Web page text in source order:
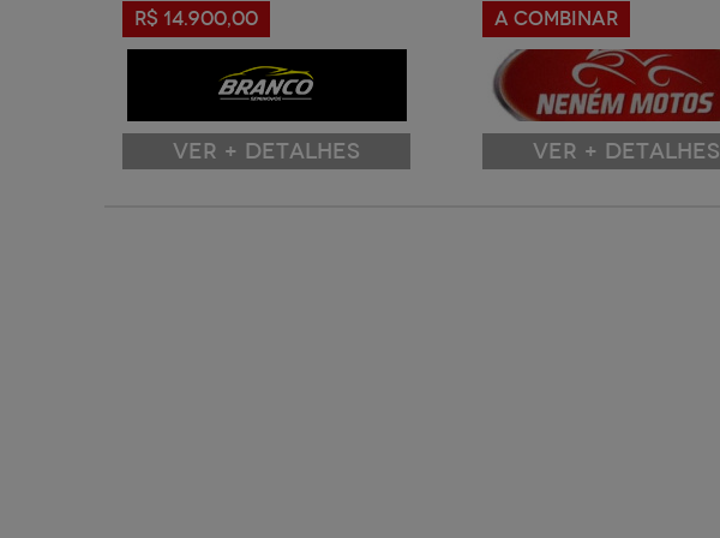
R$ 14.900,00
VER + DETALHES
A COMBINAR
VER + DETALHES